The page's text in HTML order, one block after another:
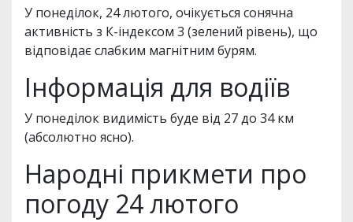
У понеділок, 24 лютого, очікується сонячна
активність з К-індексом 3 (зелений рівень), що
відповідає слабким магнітним бурям.
Інформація для водіїв
У понеділок видимість буде від 27 до 34 км
(абсолютно ясно).
Народні прикмети про
погоду 24 лютого